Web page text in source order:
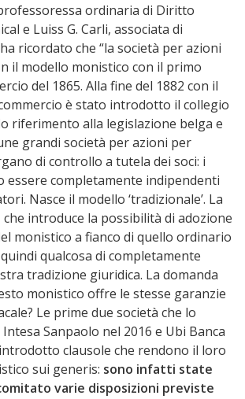
ordinaria di Diritto
e Luiss G. Carli, associata di
ricordato che “la società per azioni
il modello monistico con il primo
del 1865. Alla fine del 1882 con il
è stato introdotto il collegio
riferimento alla legislazione belga e
grandi società per azioni per
di controllo a tutela dei soci: i
essere completamente indipendenti
Nasce il modello ‘tradizionale’. La
introduce la possibilità di adozione
monistico a fianco di quello ordinario
qualcosa di completamente
tradizione giuridica. La domanda
monistico offre le stesse garanzie
Le prime due società che lo
Sanpaolo nel 2016 e Ubi Banca
clausole che rendono il loro
sui generis: sono infatti state
varie disposizioni previste